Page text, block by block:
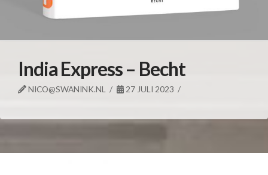
India Express – Becht
NICO@SWANINK.NL 27 JULI 2023